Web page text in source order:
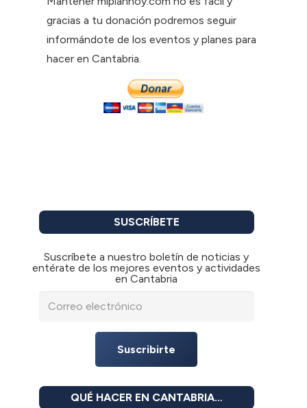
gracias a tu donación podremos seguir
informándote de los eventos y planes para
hacer en Cantabria.
SUSCRÍBETE
Suscríbete a nuestro boletín de noticias y
entérate de los mejores eventos y actividades
en Cantabria
Suscribirte
QUÉ HACER EN CANTABRIA…